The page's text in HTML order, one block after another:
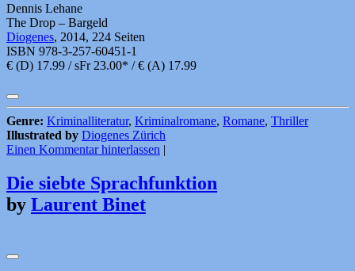
Dennis Lehane
The Drop – Bargeld
Diogenes, 2014, 224 Seiten
ISBN 978-3-257-60451-1
€ (D) 17.99 / sFr 23.00* / € (A) 17.99
Genre: Kriminalliteratur, Kriminalromane, Romane, Thriller
Illustrated by Diogenes Zürich
Einen Kommentar hinterlassen |
Die siebte Sprachfunktion
by Laurent Binet